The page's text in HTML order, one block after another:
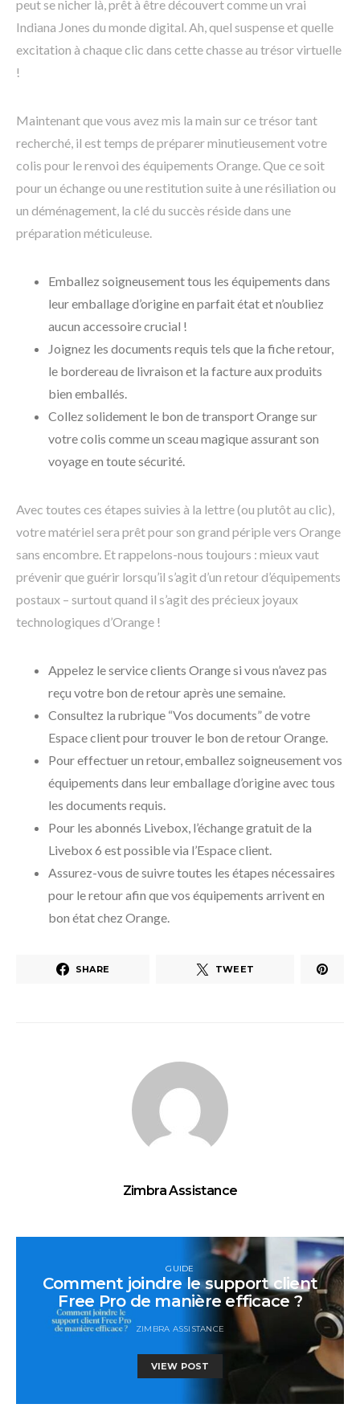
peut se nicher là, prêt à être découvert comme un vrai
Indiana Jones du monde digital. Ah, quel suspense et quelle
excitation à chaque clic dans cette chasse au trésor virtuelle
!
Maintenant que vous avez mis la main sur ce trésor tant
recherché, il est temps de préparer minutieusement votre
colis pour le renvoi des équipements Orange. Que ce soit
pour un échange ou une restitution suite à une résiliation ou
un déménagement, la clé du succès réside dans une
préparation méticuleuse.
Emballez soigneusement tous les équipements dans
leur emballage d’origine en parfait état et n’oubliez
aucun accessoire crucial !
Joignez les documents requis tels que la fiche retour,
le bordereau de livraison et la facture aux produits
bien emballés.
Collez solidement le bon de transport Orange sur
votre colis comme un sceau magique assurant son
voyage en toute sécurité.
Avec toutes ces étapes suivies à la lettre (ou plutôt au clic),
votre matériel sera prêt pour son grand périple vers Orange
sans encombre. Et rappelons-nous toujours : mieux vaut
prévenir que guérir lorsqu’il s’agit d’un retour d’équipements
postaux – surtout quand il s’agit des précieux joyaux
technologiques d’Orange !
Appelez le service clients Orange si vous n’avez pas
reçu votre bon de retour après une semaine.
Consultez la rubrique “Vos documents” de votre
Espace client pour trouver le bon de retour Orange.
Pour effectuer un retour, emballez soigneusement vos
équipements dans leur emballage d’origine avec tous
les documents requis.
Pour les abonnés Livebox, l’échange gratuit de la
Livebox 6 est possible via l’Espace client.
Assurez-vous de suivre toutes les étapes nécessaires
pour le retour afin que vos équipements arrivent en
bon état chez Orange.
SHARE TWEET
Zimbra Assistance
GUIDE
Comment joindre le support client
Free Pro de manière efficace ?
ZIMBRA ASSISTANCE
VIEW POST